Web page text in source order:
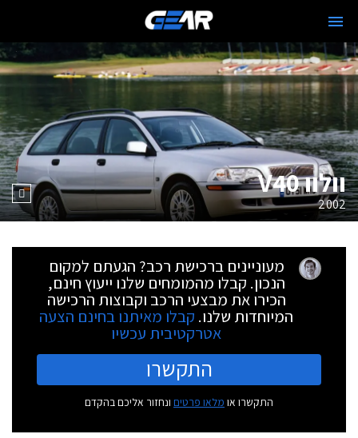
וולוו V40
2002
מעוניינים ברכישת רכב? הגעתם למקום
הנכון. קבלו מהמומחים שלנו ייעוץ חינם,
הכירו את מבצעי הרכב וקבוצות הרכישה
המיוחדות שלנו. קבלו מאיתנו בחינם הצעה
אטרקטיבית עכשיו
התקשרו
התקשרו או מלאו פרטים ונחזור אליכם בהקדם